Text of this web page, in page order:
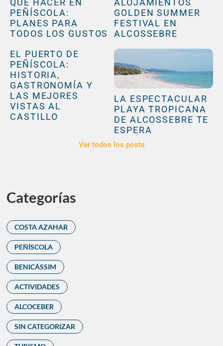
QUÉ HACER EN
PEÑÍSCOLA:
PLANES PARA
TODOS LOS GUSTOS
ALOJAMIENTOS
GOLDEN SUMMER
FESTIVAL EN
ALCOSSEBRE
EL PUERTO DE
PEÑÍSCOLA:
HISTORIA,
GASTRONOMÍA Y
LAS MEJORES
VISTAS AL
CASTILLO
LA ESPECTACULAR
PLAYA TROPICANA
DE ALCOSSEBRE TE
ESPERA
Ver todos los posts
Categorías
COSTA AZAHAR
PEÑÍSCOLA
BENICÁSSIM
ACTIVIDADES
ALCOCEBER
SIN CATEGORIZAR